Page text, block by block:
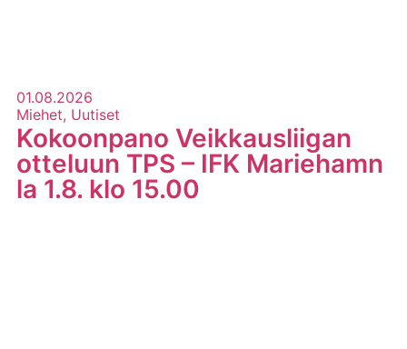
01.08.2026
Miehet, Uutiset
Kokoonpano Veikkausliigan
otteluun TPS – IFK Mariehamn
la 1.8. klo 15.00